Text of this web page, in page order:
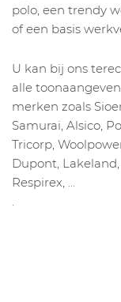
polo, een trendy
of een basis
U kan bij ons
alle
merken zoals
Samurai, Alsico,
Tricorp,
Dupont, Lakeland,
Respirex, …
.